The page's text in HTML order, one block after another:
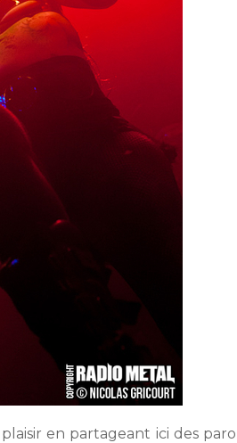
en partageant ici des